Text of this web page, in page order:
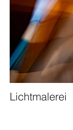
Lichtmalerei